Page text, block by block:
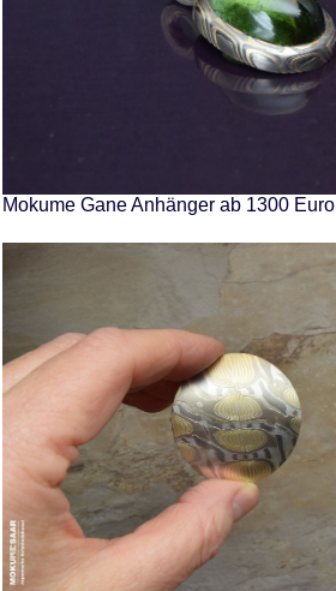
Mokume Gane Anhänger ab 1300 Euro